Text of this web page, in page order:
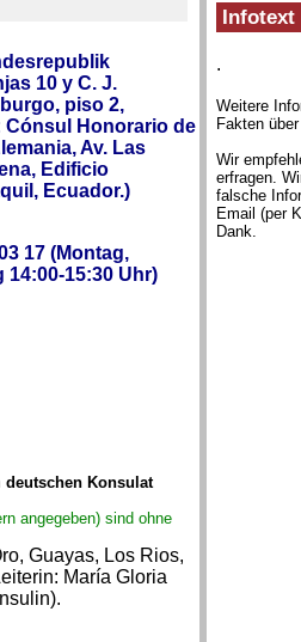
10 y C. J.
piso 2,
Honorario de
Av. Las
Edificio
Ecuador.)
17 (Montag,
15:30 Uhr)
Konsulat
angegeben) sind ohne
Guayas, Los Rios,
María Gloria
Infotext
.
Weitere
Fakten über
Wir
erfragen.
falsche
Email (per
Dank.